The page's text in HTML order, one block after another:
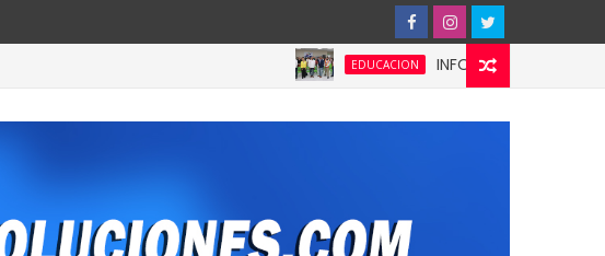
EDUCACION INFOTEP fortalece la cultura